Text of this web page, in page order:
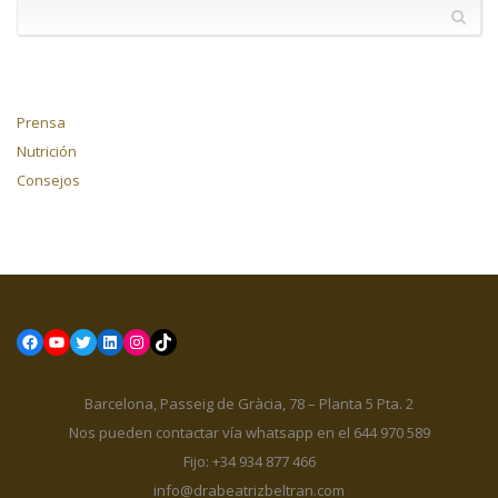
Prensa
Nutrición
Consejos
Facebook
YouTube
Twitter
LinkedIn
Instagram
TikTok
Barcelona, Passeig de Gràcia, 78 – Planta 5 Pta. 2
Nos pueden contactar vía whatsapp en el 644 970 589
Fijo: +34 934 877 466
info@drabeatrizbeltran.com